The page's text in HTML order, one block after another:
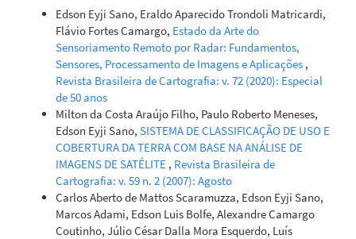
Edson Eyji Sano, Eraldo Aparecido Trondoli Matricardi,
Flávio Fortes Camargo, Estado da Arte do
Sensoriamento Remoto por Radar: Fundamentos,
Sensores, Processamento de Imagens e Aplicações ,
Revista Brasileira de Cartografia: v. 72 (2020): Especial
de 50 anos
Milton da Costa Araújo Filho, Paulo Roberto Meneses,
Edson Eyji Sano, SISTEMA DE CLASSIFICAÇÃO DE USO E
COBERTURA DA TERRA COM BASE NA ANÁLISE DE
IMAGENS DE SATÉLITE , Revista Brasileira de
Cartografia: v. 59 n. 2 (2007): Agosto
Carlos Aberto de Mattos Scaramuzza, Edson Eyji Sano,
Marcos Adami, Edson Luis Bolfe, Alexandre Camargo
Coutinho, Júlio César Dalla Mora Esquerdo, Luís